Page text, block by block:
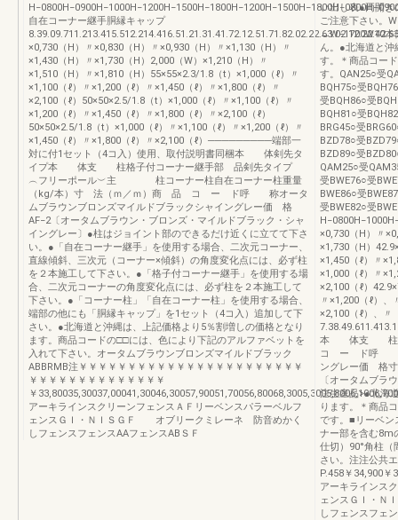
自在コーナー継手胴縁キャップ
×0,730（H）〃×0,830（H）〃×0,930（H）〃×1,130（H）〃
×1,430（H）〃×1,730（H）2,000（W）×1,210（H）〃
×1,510（H）〃×1,810（H）55×55×2.3/1.8（t）×1,000（ℓ）〃
×1,100（ℓ）〃×1,200（ℓ）〃×1,450（ℓ）〃×1,800（ℓ）〃
×2,100（ℓ）50×50×2.5/1.8（t）×1,000（ℓ）〃×1,100（ℓ）〃
×1,200（ℓ）〃×1,450（ℓ）〃×1,800（ℓ）〃×2,100（ℓ）
50×50×2.5/1.8（t）×1,000（ℓ）〃×1,100（ℓ）〃×1,200（ℓ）〃
×1,450（ℓ）〃×1,800（ℓ）〃×2,100（ℓ）─────────端部一
対に付1セット（4コ入）使用、取付説明書同梱本 体剣先タ
イプ本 体支 柱格子付コーナー継手部 品剣先タイプ
︵フリーポール︶主 柱コーナー柱自在コーナー柱重量
（kg/本）寸 法（ｍ／ｍ）商 品 コ ー ド呼 称オータ
ムブラウンブロンズマイルドブラックシャイングレー価 格
AF−2〔オータムブラウン・ブロンズ・マイルドブラック・シャ
イングレー〕●柱はジョイント部のできるだけ近くに立てて下さ
い。●「自在コーナー継手」を使用する場合、二次元コーナー、
直線傾斜、三次元（コーナー×傾斜）の角度変化点には、必ず柱
を２本施工して下さい。●「格子付コーナー継手」を使用する場
合、二次元コーナーの角度変化点には、必ず柱を２本施工して
下さい。●「コーナー柱」「自在コーナー柱」を使用する場合、
端部の他にも「胴縁キャップ」を1セット（4コ入）追加して下
さい。●北海道と沖縄は、上記価格より5％割増しの価格となり
ます。商品コードの□□には、色により下記のアルファベットを
入れて下さい。オータムブラウンブロンズマイルドブラック
ABBRMB注￥￥￥￥￥￥￥￥￥￥￥￥￥￥￥￥￥￥￥￥￥￥￥
￥￥￥￥￥￥￥￥￥￥￥￥￥￥
￥
アーキラインスクリーンフェンスＡＦリーベンスパラーベルフ
ェンスＧＩ・ＮＩＳＧＦ オブリークミレーネ 防音めかく
しフェンスフェンスAAフェンスABＳＦ
い出し表●両開き
ご注意下さい。
→W−1700W10本
ん。●北海道と沖
す。＊商品コー
す。QAN25○受
BQH75○受
受BQH86○受
BQH81○受
BRG45○受
BZD78○受
BZD89○受
QAM25○受
受BWE76○受
BWE86○受
受BWE82○受
×0,730（H）〃
×1,730（H）
×1,450（ℓ）〃
×1,000（ℓ）〃
×2,100（ℓ）
〃×1,200（ℓ）
×2,100（ℓ）、〃
本 体支 柱主
コ ー ド呼 称
ングレー価 格
〔オータムブラ
注生産品>●北海
ります。＊商品
です。■リーベン
ナー部を含む8m
仕切）90°角柱（
さい。注注公共
P.458￥34,900￥
アーキラインス
ェンスＧＩ・
しフェンスフェ